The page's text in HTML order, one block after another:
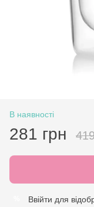
В наявності
281 грн
Ввійти для